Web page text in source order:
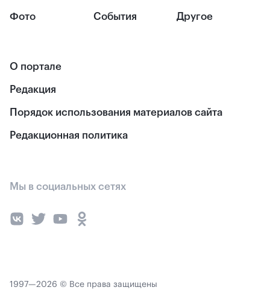
Фото События Другое
О портале
Редакция
Порядок использования материалов сайта
Редакционная политика
Мы в социальных сетях
1997—2026 © Все права защищены